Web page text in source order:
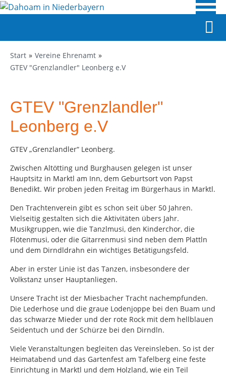
Start
Vereine Ehrenamt
GTEV "Grenzlandler" Leonberg e.V
GTEV "Grenzlandler"
Leonberg e.V
GTEV „Grenzlandler“ Leonberg.
Zwischen Altötting und Burghausen gelegen ist unser
Hauptsitz in Marktl am Inn, dem Geburtsort von Papst
Benedikt. Wir proben jeden Freitag im Bürgerhaus in Marktl.
Den Trachtenverein gibt es schon seit über 50 Jahren.
Vielseitig gestalten sich die Aktivitäten übers Jahr.
Musikgruppen, wie die Tanzlmusi, den Kinderchor, die
Flötenmusi, oder die Gitarrenmusi sind neben dem Plattln
und dem Dirndldrahn ein wichtiges Betätigungsfeld.
Aber in erster Linie ist das Tanzen, insbesondere der
Volkstanz unser Hauptanliegen.
Unsere Tracht ist der Miesbacher Tracht nachempfunden.
Die Lederhose und die graue Lodenjoppe bei den Buam und
das schwarze Mieder und der rote Rock mit dem hellblauen
Seidentuch und der Schürze bei den Dirndln.
Viele Veranstaltungen begleiten das Vereinsleben. So ist der
Heimatabend und das Gartenfest am Tafelberg eine feste
Einrichtung in Marktl und dem Holzland, wie ein Teil